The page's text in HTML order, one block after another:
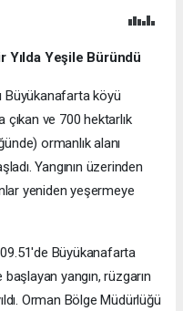
Yılda Yeşile Büründü
Büyükanafarta köyü
çıkan ve 700 hektarlık
ormanlık alanı
Yangının üzerinden
yeniden yeşermeye
Büyükanafarta
yangın, rüzgarın
Orman Bölge Müdürlüğü